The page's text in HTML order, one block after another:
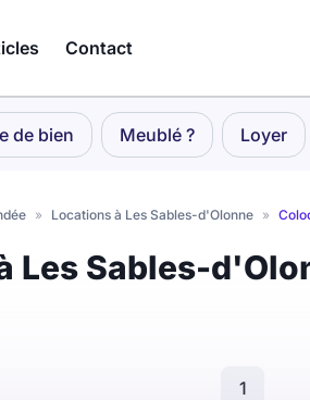
Contact
de bien Meublé ? Loyer
» Locations à Les Sables-d'Olonne »
Les Sables-
1